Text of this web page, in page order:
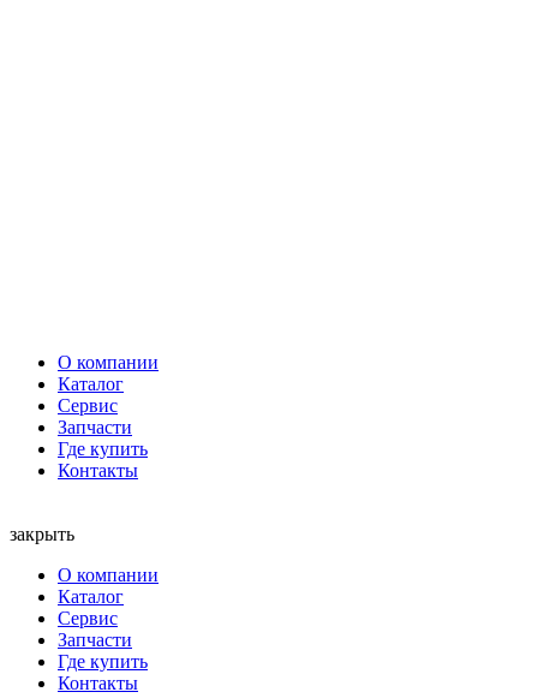
О компании
Каталог
Сервис
Запчасти
Где купить
Контакты
закрыть
О компании
Каталог
Сервис
Запчасти
Где купить
Контакты